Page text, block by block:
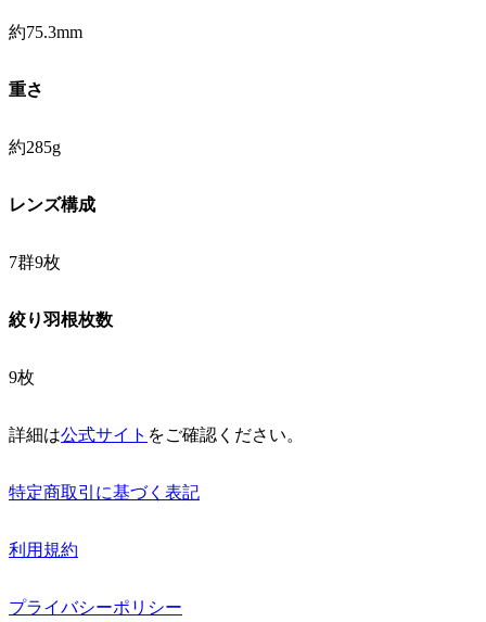
約75.3mm
重さ
約285g
レンズ構成
7群9枚
絞り羽根枚数
9枚
詳細は公式サイト をご確認ください。
特定商取引に基づく表記
利用規約
プライバシーポリシー